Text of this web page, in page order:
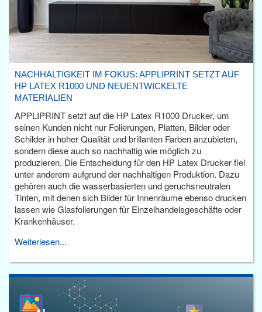
NACHHALTIGKEIT IM FOKUS: APPLIPRINT SETZT AUF
HP LATEX R1000 UND NEUENTWICKELTE
MATERIALIEN
APPLIPRINT setzt auf die HP Latex R1000 Drucker, um
seinen Kunden nicht nur Folierungen, Platten, Bilder oder
Schilder in hoher Qualität und brillanten Farben anzubieten,
sondern diese auch so nachhaltig wie möglich zu
produzieren. Die Entscheidung für den HP Latex Drucker fiel
unter anderem aufgrund der nachhaltigen Produktion. Dazu
gehören auch die wasserbasierten und geruchsneutralen
Tinten, mit denen sich Bilder für Innenräume ebenso drucken
lassen wie Glasfolierungen für Einzelhandelsgeschäfte oder
Krankenhäuser.
Weiterlesen...